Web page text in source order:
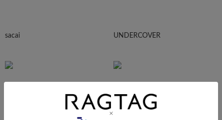
sacai UNDERCOVER